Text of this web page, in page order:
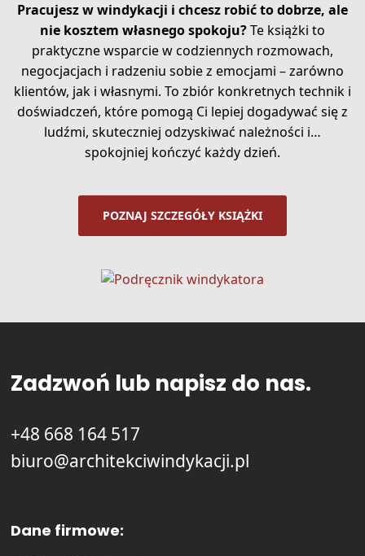
Pracujesz w windykacji i chcesz robić to dobrze, ale
nie kosztem własnego spokoju?Te książki to
praktyczne wsparcie w codziennych rozmowach,
negocjacjach i radzeniu sobie z emocjami – zarówno
klientów, jak i własnymi. To zbiór konkretnych technik i
doświadczeń, które pomogą Ci lepiej dogadywać się z
ludźmi, skuteczniej odzyskiwać należności i…
spokojniej kończyć każdy dzień.
POZNAJ SZCZEGÓŁY KSIĄŻKI
Zadzwoń lub napisz do nas.
+48 668 164 517
biuro@architekciwindykacji.pl
Dane firmowe: